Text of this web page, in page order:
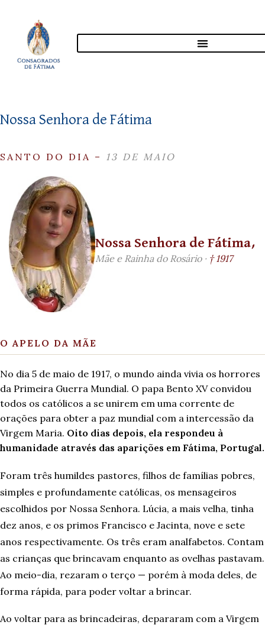
Nossa Senhora de Fátima
SANTO DO DIA – 13 DE MAIO
Nossa Senhora de Fátima,
Mãe e Rainha do Rosário · † 1917
O APELO DA MÃE
No dia 5 de maio de 1917, o mundo ainda vivia os horrores
da Primeira Guerra Mundial. O papa Bento XV convidou
todos os católicos a se unirem em uma corrente de
orações para obter a paz mundial com a intercessão da
Virgem Maria. Oito dias depois, ela respondeu à
humanidade através das aparições em Fátima, Portugal.
Foram três humildes pastores, filhos de famílias pobres,
simples e profundamente católicas, os mensageiros
escolhidos por Nossa Senhora. Lúcia, a mais velha, tinha
dez anos, e os primos Francisco e Jacinta, nove e sete
anos respectivamente. Os três eram analfabetos. Contam
as crianças que brincavam enquanto as ovelhas pastavam.
Ao meio-dia, rezaram o terço — porém à moda deles, de
forma rápida, para poder voltar a brincar.
Ao voltar para as brincadeiras, depararam com a Virgem